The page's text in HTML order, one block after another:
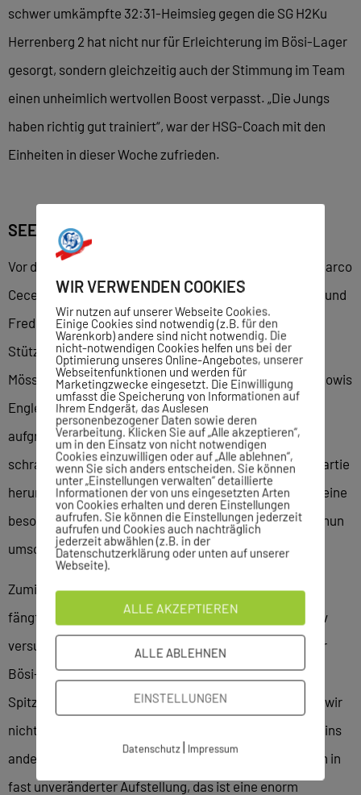
schwer umkämpfte 32:31-Heimsieg gegen die SG H2Ku
Herrenberg 2 hat nicht nur für Erleichterung im Bösi-Lager
gesorgt, sondern gleichzeitig auch der Stimmung im Team
einen unheimlich wertvollen Boost verpasst. „Die Jungs
haben richtig gut trainiert“, war der HSG-Coach mit den
Einheiten in dieser Woche zufrieden.
SEEGER UND TODT FEHLEN IN MÖSSINGEN
Vor dem schweren Gang zur Spvgg Mössingen plagen Marco
Cece trotzdem größere Sorgen. Denn in Marvin Seeger und
Frederik Todt fehlen dem Bösi-Trainer zwei wichtige
Stützen. „Beide sind beruflich verhindert und werden in
Mössingen nicht dabei sein.“ Da auch noch Youngster Lowis
Englert, gegen Herrenberg der entscheidende Mann,
aufgrund von Leistenproblemen auszufallen droht,
schraubt Marco Cece die Erwartungen im Vorfeld der Partie
herunter. „Ohnehin sind die Spiele in Mössingen immer eine
besondere Herausforderung, unter diesen Umständen nun
umso mehr.“
Zumindest die Rückkehr von Urlauber Mikko Frommer
fängt in Teilen die Ausfälle auf. „Wir werden im Kollektiv
versuchen, die fehlenden Spieler zu ersetzen“, hofft der
Bösi-Trainer auf eine Trotzreaktion seines Teams beim
Spitzenreiter. Denn „trotz der Außenseiterrolle werden wir
nicht chancenlos sein“. Dafür müsse aber ein Rädchen ins
andere greifen. „Mössingen spielt seit mehreren Jahren in
fast unveränderter Aufstellung, das ist eine enorm
WIR VERWENDEN COOKIES
Wir nutzen auf unserer Webseite Cookies.
Einige Cookies sind notwendig (z.B. für den
Warenkorb) andere sind nicht notwendig. Die
nicht-notwendigen Cookies helfen uns bei der
Optimierung unseres Online-Angebotes, unserer
Webseitenfunktionen und werden für
Marketingzwecke eingesetzt. Die Einwilligung
umfasst die Speicherung von Informationen auf
Ihrem Endgerät, das Auslesen
personenbezogener Daten sowie deren
Verarbeitung. Klicken Sie auf „Alle akzeptieren“,
um in den Einsatz von nicht notwendigen
Cookies einzuwilligen oder auf „Alle ablehnen“,
wenn Sie sich anders entscheiden. Sie können
unter „Einstellungen verwalten“ detaillierte
Informationen der von uns eingesetzten Arten
von Cookies erhalten und deren Einstellungen
aufrufen. Sie können die Einstellungen jederzeit
aufrufen und Cookies auch nachträglich
jederzeit abwählen (z.B. in der
Datenschutzerklärung oder unten auf unserer
Webseite).
ALLE AKZEPTIEREN
ALLE ABLEHNEN
EINSTELLUNGEN
Datenschutz| Impressum